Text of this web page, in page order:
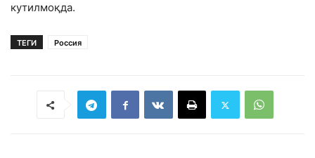
кутилмоқда.
ТЕГИ Россия